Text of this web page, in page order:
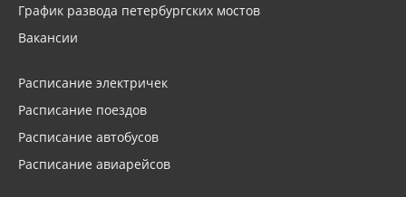
График развода петербургских мостов
Вакансии
Расписание электричек
Расписание поездов
Расписание автобусов
Расписание авиарейсов